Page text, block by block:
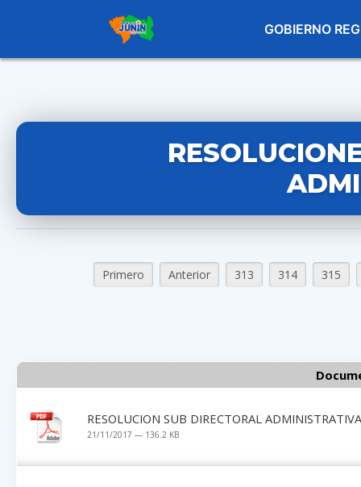
GOBIERNO
Primero Anterior 313 314 315
RESOLUCION SUB DIRECTORAL
21/11/2017 — 136.2 KB